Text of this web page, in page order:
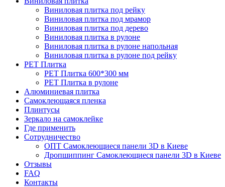
Виниловая плитка под рейку
Виниловая плитка под мрамор
Виниловая плитка под дерево
Виниловая плитка в рулоне
Виниловая плитка в рулоне напольная
Виниловая плитка в рулоне под рейку
PET Плитка
PET Плитка 600*300 мм
PET Плитка в рулоне
Алюминиевая плитка
Самоклеющаяся пленка
Плинтусы
Зеркало на самоклейке
Где применить
Сотрудничество
ОПТ Самоклеющиеся панели 3D в Киеве
Дропшиппинг Самоклеющиеся панели 3D в Киеве
Отзывы
FAQ
Контакты